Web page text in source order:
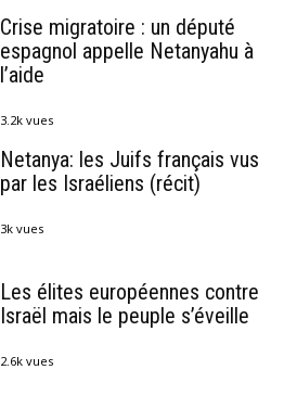
Crise migratoire : un député
espagnol appelle Netanyahu à
l’aide
3.2k vues
Netanya: les Juifs français vus
par les Israéliens (récit)
3k vues
Les élites européennes contre
Israël mais le peuple s’éveille
2.6k vues